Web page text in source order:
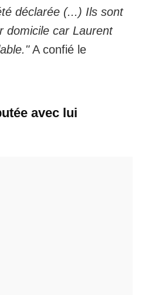
déclarée (...) Ils sont
domicile car Laurent
A confié le
avec lui